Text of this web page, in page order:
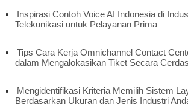
Inspirasi Contoh Voice AI Indonesia di
Telekunikasi untuk Pelayanan Prima
Tips Cara Kerja Omnichannel Contact
dalam Mengalokasikan Tiket Secara Cerdas
Mengidentifikasi Kriteria Memilih Sistem
Berdasarkan Ukuran dan Jenis Industri